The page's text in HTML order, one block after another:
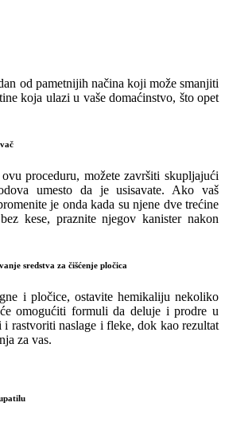
od pametnijih načina koji može smanjiti
koja ulazi u vaše domaćinstvo, što opet
proceduru, možete završiti skupljajući
umesto da je usisavate. Ako vaš
je onda kada su njene dve trećine
kese, praznite njegov kanister nakon
sredstva za čišćenje pločica
i pločice, ostavite hemikaliju nekoliko
omogućiti formuli da deluje i prodre u
i rastvoriti naslage i fleke, dok kao rezultat
za vas.